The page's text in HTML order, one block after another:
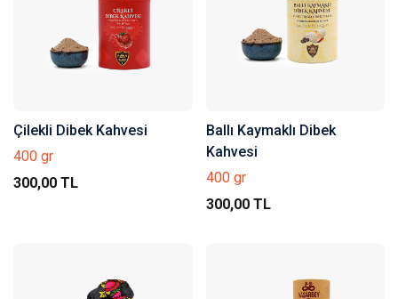
Çilekli Dibek Kahvesi
400 gr
300,00 TL
Ballı Kaymaklı Dibek
Kahvesi
400 gr
300,00 TL